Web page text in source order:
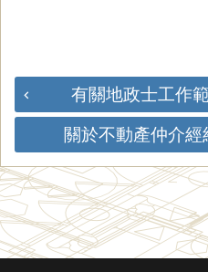
有關地政士工作
關於不動產仲介